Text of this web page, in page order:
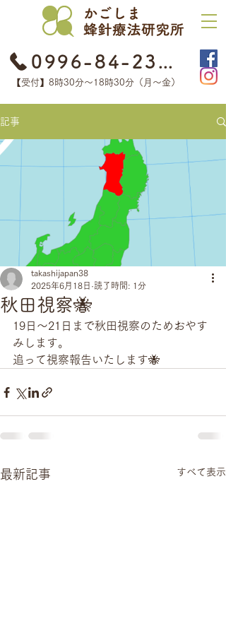
0996-84-2368
【受付】8時30分​〜18時30分（月〜金）
記事
秋田視察🐝
takashijapan38
2025年6月18日 読了時間: 1分
19日〜21日まで秋田視察のためおやす
みします。
追って視察報告いたします🐝
最新記事 すべて表示